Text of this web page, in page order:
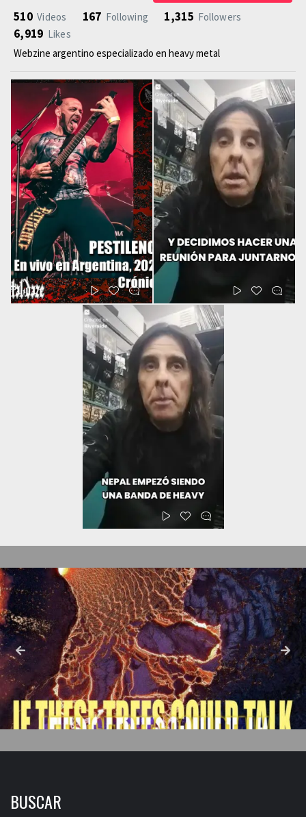
510 Videos 167 Following 1,315 Followers
6,919 Likes
Webzine argentino especializado en heavy metal
BUSCAR